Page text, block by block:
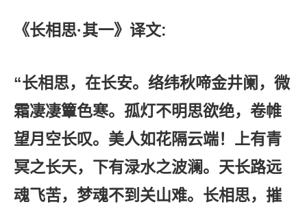
《长相思·其一》译文:
“长相思，在长安。络纬秋啼金井阑，微
霜凄凄簟色寒。孤灯不明思欲绝，卷帷
望月空长叹。美人如花隔云端！上有青
冥之长天，下有渌水之波澜。天长路远
魂飞苦，梦魂不到关山难。长相思，摧